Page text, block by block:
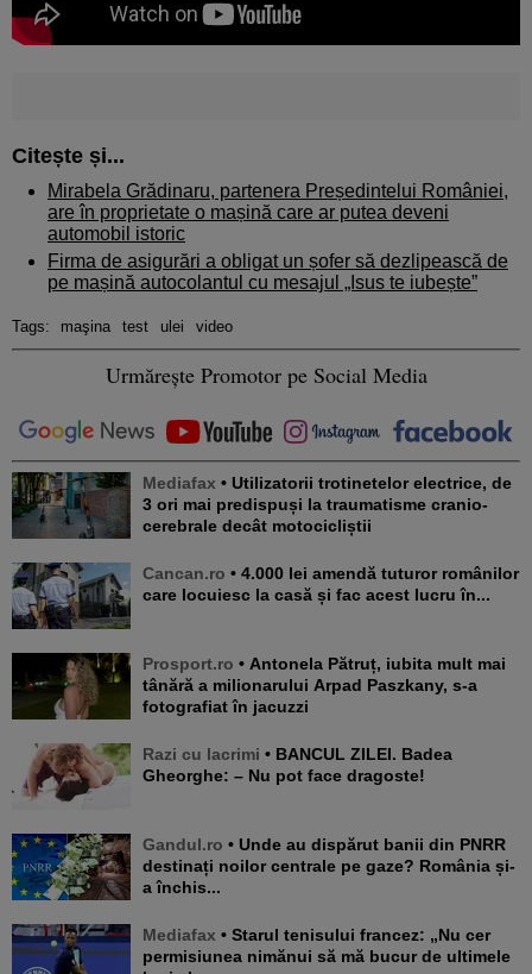
Citește și...
Mirabela Grădinaru, partenera Președintelui României,
are în proprietate o mașină care ar putea deveni
automobil istoric
Firma de asigurări a obligat un șofer să dezlipească de
pe mașină autocolantul cu mesajul „Isus te iubește”
Tags: maşina test ulei video
Urmărește Promotor pe Social Media
Mediafax • Utilizatorii trotinetelor electrice, de
3 ori mai predispuși la traumatisme cranio-
cerebrale decât motocicliștii
Cancan.ro • 4.000 lei amendă tuturor românilor
care locuiesc la casă și fac acest lucru în...
Prosport.ro • Antonela Pătruț, iubita mult mai
tânără a milionarului Arpad Paszkany, s-a
fotografiat în jacuzzi
Razi cu lacrimi • BANCUL ZILEI. Badea
Gheorghe: – Nu pot face dragoste!
Gandul.ro • Unde au dispărut banii din PNRR
destinați noilor centrale pe gaze? România și-
a închis...
Mediafax • Starul tenisului francez: „Nu cer
permisiunea nimănui să mă bucur de ultimele